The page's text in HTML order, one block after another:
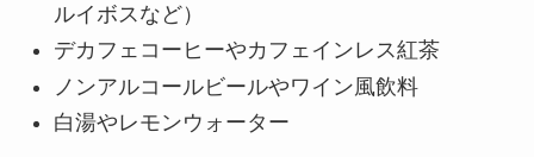
ルイボスなど）
デカフェコーヒーやカフェインレス紅茶
ノンアルコールビールやワイン風飲料
白湯やレモンウォーター